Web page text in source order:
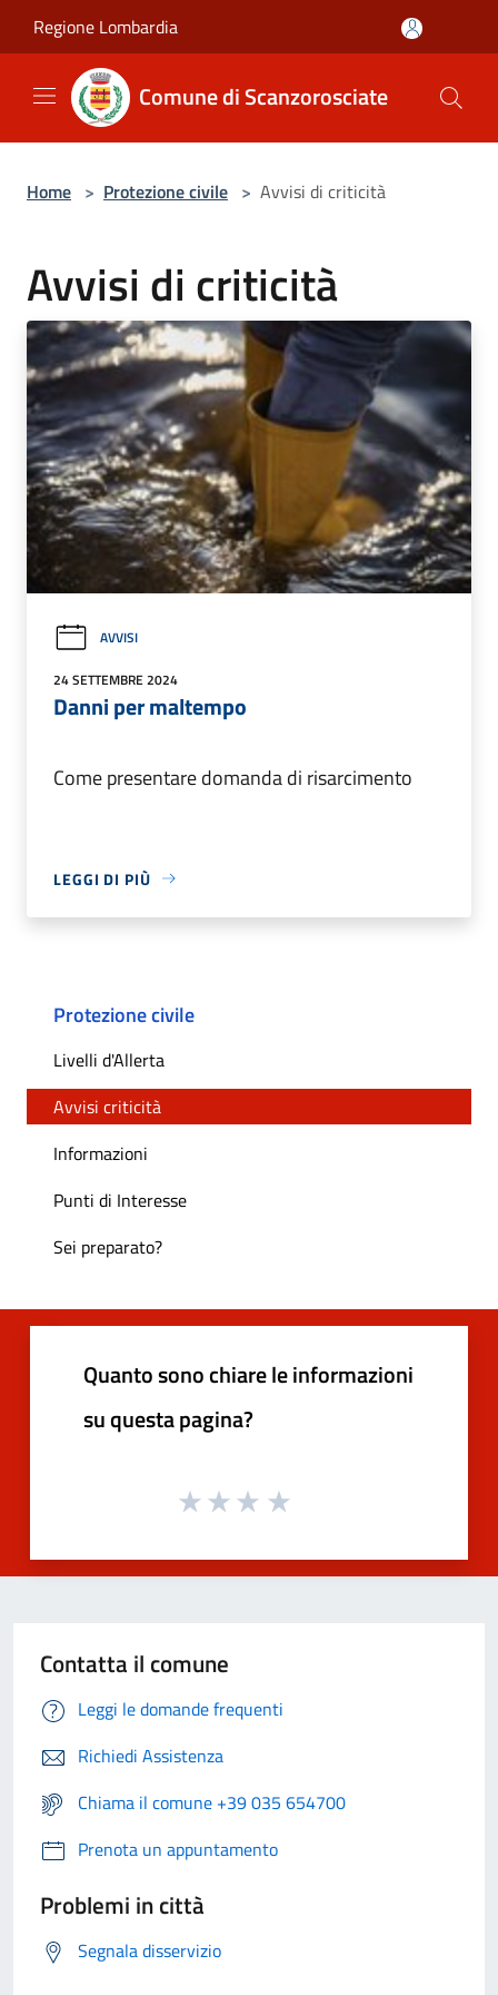
Regione Lombardia
Comune di Scanzorosciate
Home > Protezione civile > Avvisi di criticità
Avvisi di criticità
AVVISI
24 SETTEMBRE 2024
Danni per maltempo
Come presentare domanda di risarcimento
LEGGI DI PIÙ
Protezione civile
Livelli d'Allerta
Avvisi criticità
Informazioni
Punti di Interesse
Sei preparato?
Quanto sono chiare le informazioni
su questa pagina?
Contatta il comune
Leggi le domande frequenti
Richiedi Assistenza
Chiama il comune +39 035 654700
Prenota un appuntamento
Problemi in città
Segnala disservizio